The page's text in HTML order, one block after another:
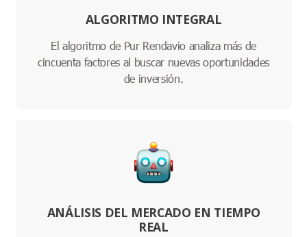
ALGORITMO INTEGRAL
El algoritmo de Pur Rendavio analiza más de
cincuenta factores al buscar nuevas oportunidades
de inversión.
ANÁLISIS DEL MERCADO EN TIEMPO
REAL